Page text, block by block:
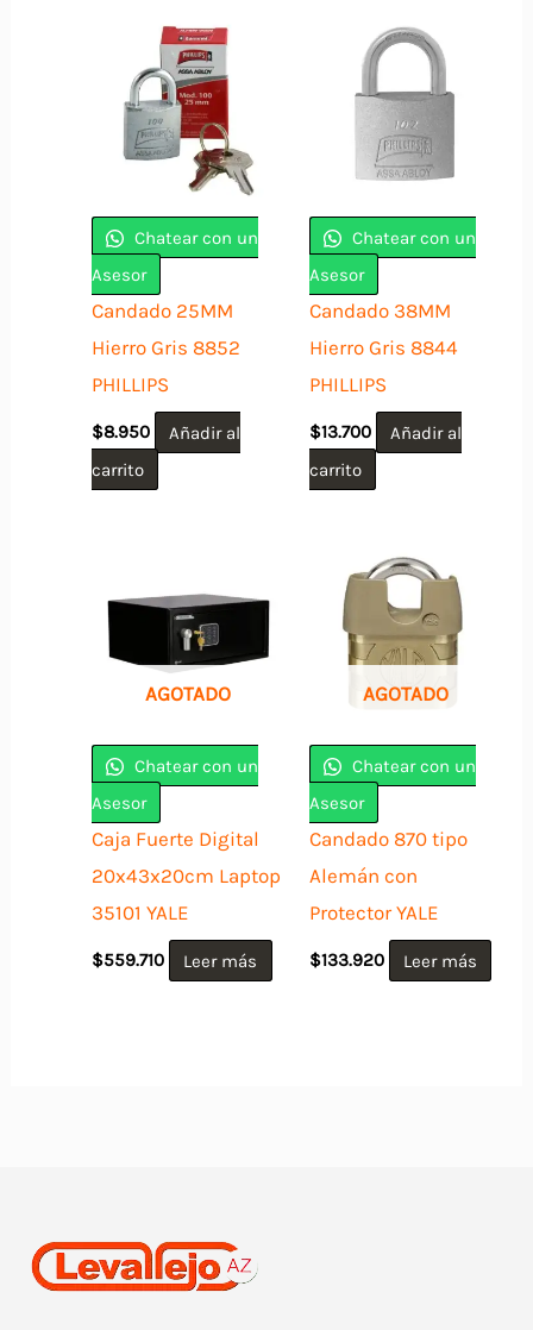
Chatear con un
Asesor
Candado 25MM
Hierro Gris 8852
PHILLIPS
$8.950
Añadir al
carrito
Chatear con un
Asesor
Candado 38MM
Hierro Gris 8844
PHILLIPS
$13.700
Añadir al
carrito
AGOTADO
Chatear con un
Asesor
Caja Fuerte Digital
20x43x20cm Laptop
35101 YALE
$559.710 Leer más
AGOTADO
Chatear con un
Asesor
Candado 870 tipo
Alemán con
Protector YALE
$133.920 Leer más